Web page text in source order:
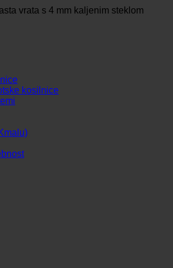
vrata s 4 mm kaljenim steklom
kosilnice